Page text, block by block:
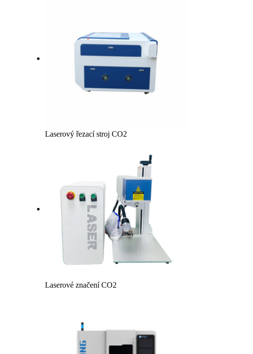
Laserový řezací stroj CO2
Laserové značení CO2